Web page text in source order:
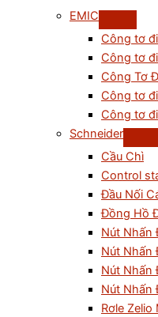
EMIC
Công tơ
Công tơ
Công Tơ
Công tơ
Công tơ
Schneider
Cầu Chì
Control
Đầu Nối
Đồng Hồ
Nút Nhấn
Nút Nhấn
Nút Nhấn
Nút Nhấn
Rơle Zelio